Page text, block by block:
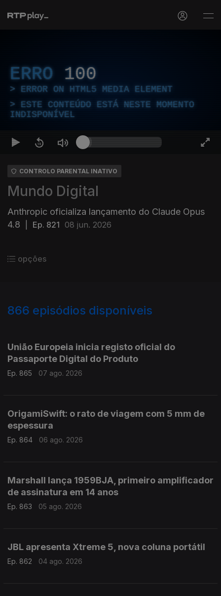
ERRO 100
ERROR ON HTML5 MEDIA ELEMENT
ESTE CONTEÚDO ESTÁ NESTE MOMENTO
INDISPONÍVEL
CONTROLO PARENTAL INATIVO
Mundo Digital
Anthropic oficializa lançamento do Claude Opus
4.8
Ep. 821 08 jun. 2026
opções
866 episódios disponíveis
União Europeia inicia registo oficial do
Passaporte Digital do Produto
Ep. 865 07 ago. 2026
OrigamiSwift: o rato de viagem com 5 mm de
espessura
Ep. 864 06 ago. 2026
Marshall lança 1959BJA, primeiro amplificador
de assinatura em 14 anos
Ep. 863 05 ago. 2026
JBL apresenta Xtreme 5, nova coluna portátil
Ep. 862 04 ago. 2026